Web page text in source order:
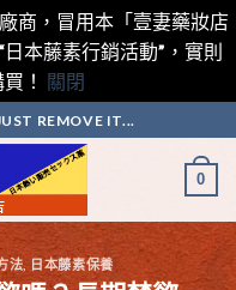
商，冒用本「壹妻藥妝店
本藤素行銷活動”，實則
！ 關閉
REMOVE IT...
0
法 日本藤素保養